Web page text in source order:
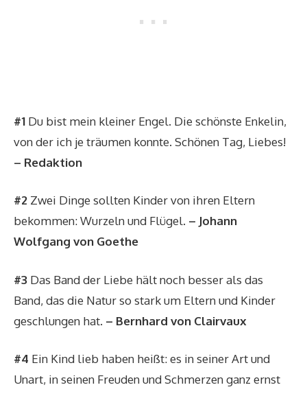
#1 Du bist mein kleiner Engel. Die schönste Enkelin,
von der ich je träumen konnte. Schönen Tag, Liebes!
– Redaktion
#2 Zwei Dinge sollten Kinder von ihren Eltern
bekommen: Wurzeln und Flügel. – Johann
Wolfgang von Goethe
#3 Das Band der Liebe hält noch besser als das
Band, das die Natur so stark um Eltern und Kinder
geschlungen hat. – Bernhard von Clairvaux
#4 Ein Kind lieb haben heißt: es in seiner Art und
Unart, in seinen Freuden und Schmerzen ganz ernst